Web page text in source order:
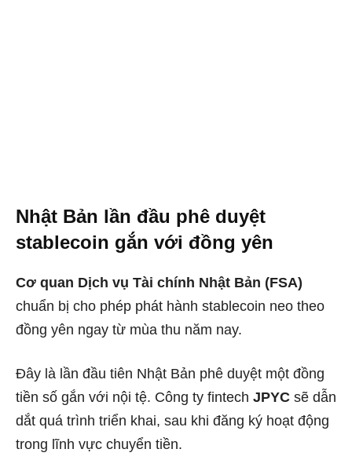
Nhật Bản lần đầu phê duyệt
stablecoin gắn với đồng yên
Cơ quan Dịch vụ Tài chính Nhật Bản (FSA)
chuẩn bị cho phép phát hành stablecoin neo theo
đồng yên ngay từ mùa thu năm nay.
Đây là lần đầu tiên Nhật Bản phê duyệt một đồng
tiền số gắn với nội tệ. Công ty fintech JPYC sẽ dẫn
dắt quá trình triển khai, sau khi đăng ký hoạt động
trong lĩnh vực chuyển tiền.